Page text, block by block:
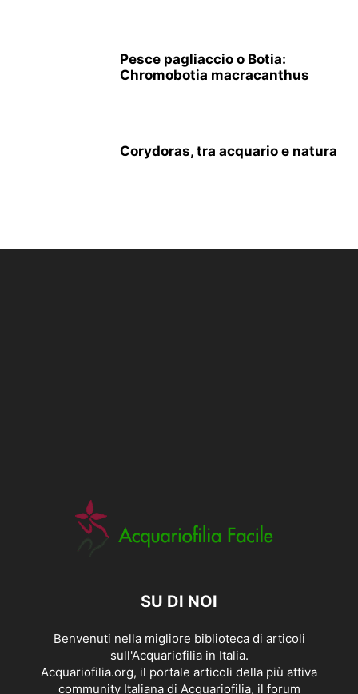
Pesce pagliaccio o Botia:
Chromobotia macracanthus
Corydoras, tra acquario e natura
SU DI NOI
Benvenuti nella migliore biblioteca di articoli
sull'Acquariofilia in Italia.
Acquariofilia.org, il portale articoli della più attiva
community Italiana di Acquariofilia, il forum